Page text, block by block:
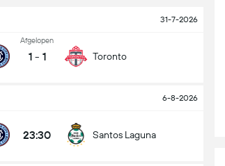
31-7-2026
Afgelopen
1 - 1 Toronto
6-8-2026
23:30 Santos Laguna